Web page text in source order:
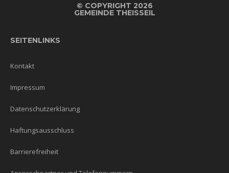
© COPYRIGHT 2026
GEMEINDE THEISSEIL
SEITENLINKS
Kontakt
Impressum
Datenschutzerklärung
Haftungsausschluss
Barrierefreiheit